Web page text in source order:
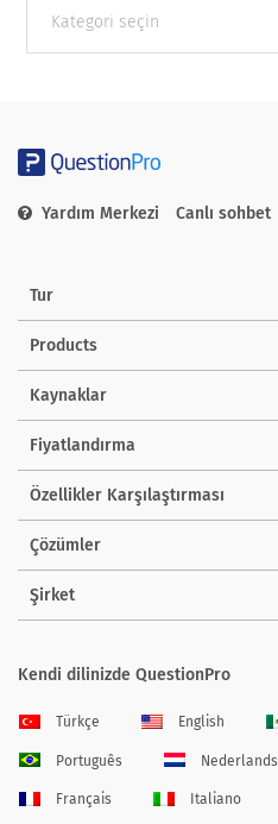
categories
Yardım Merkezi Canlı sohbet
Tur
Products
Kaynaklar
Fiyatlandırma
Özellikler Karşılaştırması
Çözümler
Şirket
Kendi dilinizde QuestionPro
Türkçe English
Português Nederlands
Français Italiano